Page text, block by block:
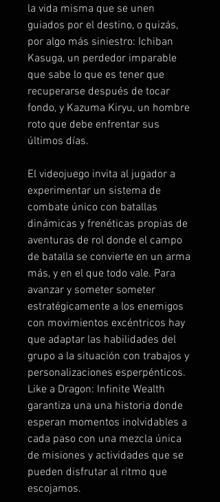
la vida misma que se unen
guiados por el destino, o quizás,
por algo más siniestro: Ichiban
Kasuga, un perdedor imparable
que sabe lo que es tener que
recuperarse después de tocar
fondo, y Kazuma Kiryu, un hombre
roto que debe enfrentar sus
últimos días.
El videojuego invita al jugador a
experimentar un sistema de
combate único con batallas
dinámicas y frenéticas propias de
aventuras de rol donde el campo
de batalla se convierte en un arma
más, y en el que todo vale. Para
avanzar y someter someter
estratégicamente a los enemigos
con movimientos excéntricos hay
que adaptar las habilidades del
grupo a la situación con trabajos y
personalizaciones esperpénticos.
Like a Dragon: Infinite Wealth
garantiza una una historia donde
esperan momentos inolvidables a
cada paso con una mezcla única
de misiones y actividades que se
pueden disfrutar al ritmo que
escojamos.